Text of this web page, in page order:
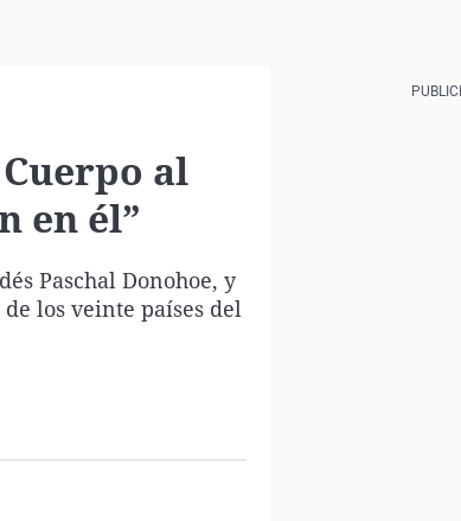
al
en él”
Paschal Donohoe, y
los veinte países del